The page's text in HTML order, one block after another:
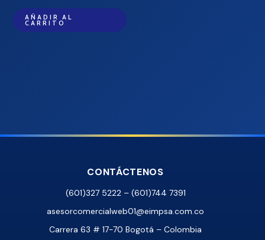
AÑADIR AL
CARRITO
CONTÁCTENOS
(601)327 5222 – (601)744 7391
asesorcomercialweb01@eimpsa.com.co
Carrera 63 # 17-70 Bogotá – Colombia